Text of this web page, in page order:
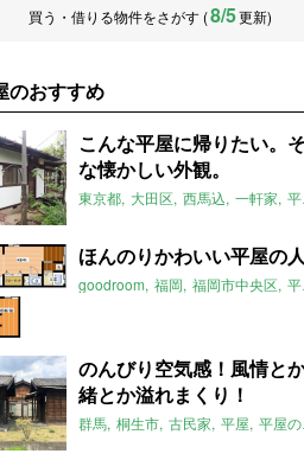
買う・借りる物件をさがす (8/5更新)
のおすすめ
こんな平屋に帰りたい。
な懐かしい外観。
東京都 大田区 西馬込 一軒家 平屋
ほんのりかわいい平屋の人
goodroom 福岡 福岡市中央区 平屋
のんびり空気感！風情と
緒とか溢れまくり！
群馬 桐生市 古民家 平屋 平屋のおすすめ